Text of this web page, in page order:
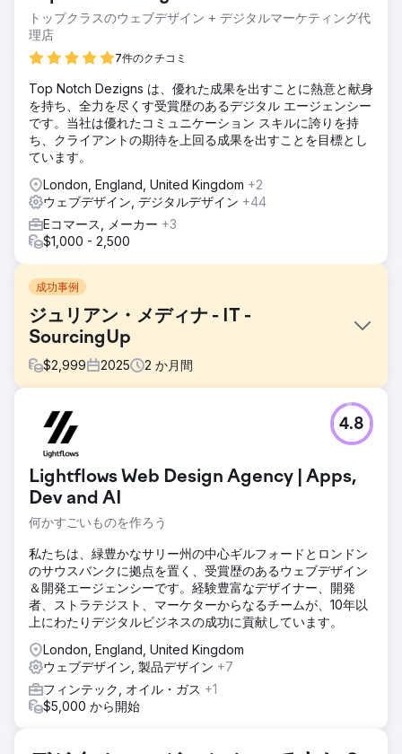
トップクラスのウェブデザイン + デジタルマーケティング代
理店
7件のクチコミ
Top Notch Dezigns は、優れた成果を出すことに熱意と献身
を持ち、全力を尽くす受賞歴のあるデジタル エージェンシー
です。当社は優れたコミュニケーション スキルに誇りを持
ち、クライアントの期待を上回る成果を出すことを目標とし
ています。
London, England, United Kingdom +2
ウェブデザイン, デジタルデザイン +44
Eコマース, メーカー +3
$1,000 - 2,500
成功事例
ジュリアン・メディナ - IT -
SourcingUp
$2,999 2025 2 か月間
課題
クライアントは、手作業によるプロセスと社内システムの応
答時間の遅さにより、非効率性に直面していました。さら
に、継続的なフィードバックに対応し、タイムリーなアップ
デートを提供できる、迅速かつ組織的なパートナーを必要と
していました。
ソリューション
とで、ワークフローを効率化しました。チームは高い組織力
と迅速な対応力を維持し、すべてのマイルストーンをタイム
リーに達成しました。お客様からのフィードバックに基づい
て迅速に修正を実施し、業務の円滑化とステークホルダーか
らの好意的な反応につながりました。
結果
LaV1の取り組みのおかげで、クライアントは手作業のプロセ
スを削減し、社内システムの応答時間を改善し、関係者から
肯定的なフィードバックを得ることができました。チームは
Lightflows Web Design Agency | Apps,
Dev and AI
何かすごいものを作ろう
4.8
私たちは、緑豊かなサリー州の中心ギルフォードとロンドン
のサウスバンクに拠点を置く、受賞歴のあるウェブデザイン
＆開発エージェンシーです。経験豊富なデザイナー、開発
者、ストラテジスト、マーケターからなるチームが、10年以
上にわたりデジタルビジネスの成功に貢献しています。
London, England, United Kingdom
ウェブデザイン, 製品デザイン +7
フィンテック, オイル・ガス +1
$5,000 から開始